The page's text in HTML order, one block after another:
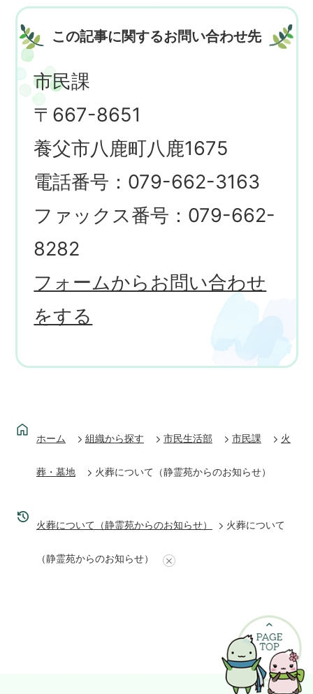
この記事に関するお問い合わせ先
市民課
〒667-8651
養父市八鹿町八鹿1675
電話番号：079-662-3163
ファックス番号：079-662-
8282
フォームからお問い合わせ
をする
ホーム 組織から探す 市民生活部 市民課 火
葬・墓地 火葬について（静霊苑からのお知らせ）
火葬について（静霊苑からのお知らせ） 火葬について
（静霊苑からのお知らせ）